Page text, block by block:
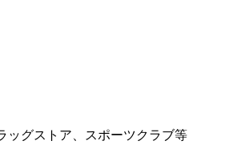
ッグストア、スポーツクラブ等